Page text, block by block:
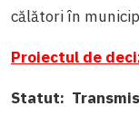
călători în
Proiectul de
Statut: